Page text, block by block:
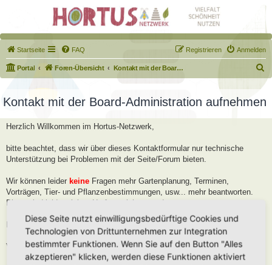
Startseite FAQ Anmelden
Registrieren
Portal Foren-Übersicht Kontakt mit der Board-Administration aufnehmen
u
Kontakt mit der Board-Administration aufnehmen
Herzlich Willkommen im Hortus-Netzwerk,
bitte beachtet, dass wir über dieses Kontaktformular nur technische
Unterstützung bei Problemen mit der Seite/Forum bieten.
Wir können leider keine Fragen mehr Gartenplanung, Terminen,
Vorträgen, Tier- und Pflanzenbestimmungen, usw... mehr beantworten.
Diese sind leider viel zu Umfangreich geworden.
Bitte stellt diese Fragen im Forum, dort helfen wir Euch gerne weiter.
Viele Grüße
Diese Seite nutzt einwilligungsbedürftige Cookies und
Technologien von Drittunternehmen zur Integration
bestimmter Funktionen. Wenn Sie auf den Button "Alles
akzeptieren" klicken, werden diese Funktionen aktiviert